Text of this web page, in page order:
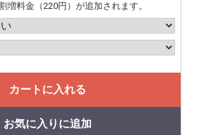
増料金（220円）が追加されます。
カートに入れる
お気に入りに追加